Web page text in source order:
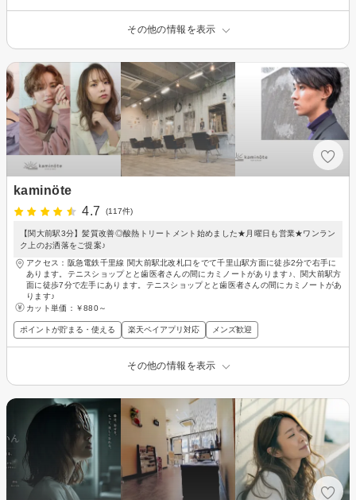
その他の情報を表示
kaminöte
4.7
(117件)
【関大前駅3分】髪質改善◎酸熱トリートメント始めました★月曜日も営業★ワンラン
ク上のお洒落をご提案♪
アクセス：阪急電鉄千里線 関大前駅北改札口をでて千里山駅方面に徒歩2分で右手に
あります。テニスショップとと歯医者さんの間にカミノートがあります♪、関大前駅方
面に徒歩7分で左手にあります。テニスショップとと歯医者さんの間にカミノートがあ
ります♪
カット単価： ￥880～
ポイントが貯まる・使える 楽天ペイアプリ対応 メンズ歓迎
その他の情報を表示